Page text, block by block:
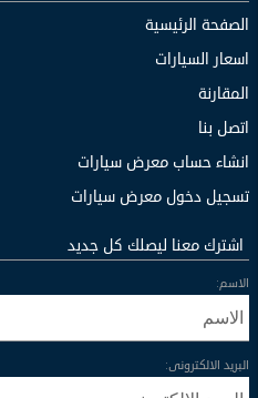
الصفحة الرئيسية
اسعار السيارات
المقارنة
اتصل بنا
انشاء حساب معرض سيارات
تسجيل دخول معرض سيارات
اشترك معنا ليصلك كل جديد
الاسم:
البريد الالكترونى: